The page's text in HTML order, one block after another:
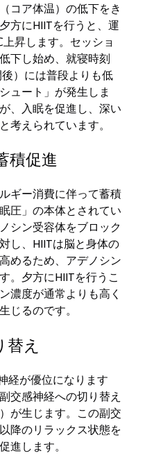
コア体温）の低下をき
方にHIITを行うと、運
昇します。セッショ
下し始め、就寝時刻
）には普段よりも低
ュート」が発生しま
、入眠を促進し、深い
考えられています。
積促進
ギー消費に伴って蓄積
圧」の本体とされてい
シン受容体をブロック
し、HIITは脳と身体の
めるため、アデノシン
。夕方にHIITを行うこ
濃度が通常よりも高く
じるのです。
え
経が優位になります
交感神経への切り替え
が生じます。この副交
降のリラックス状態を
進します。